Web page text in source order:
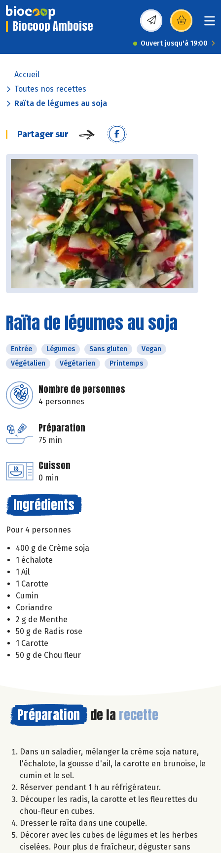
Biocoop Amboise (s’ouvre dans une
Ouvert jusqu'à 19:00
Accueil
Toutes nos recettes
Raïta de légumes au soja
Partager sur
Raïta de légumes au soja
Entrée Légumes Sans gluten
Vegan
Végétalien
Végétarien Printemps
Nombre de personnes
4 personnes
Préparation
75 min
Cuisson
0 min
Ingrédients
Pour 4 personnes
400 g de Crème soja
1 échalote
1 Ail
1 Carotte
Cumin
Coriandre
2 g de Menthe
50 g de Radis rose
1 Carotte
50 g de Chou fleur
Préparation de la recette
Dans un saladier, mélanger la crème soja nature,
l'échalote, la gousse d'ail, la carotte en brunoise, le
cumin et le sel.
Réserver pendant 1 h au réfrigérateur.
Découper les radis, la carotte et les fleurettes du
chou-fleur en cubes.
Dresser le raïta dans une coupelle.
Décorer avec les cubes de légumes et les herbes
ciselées. Pour plus de fraîcheur, déguster sans